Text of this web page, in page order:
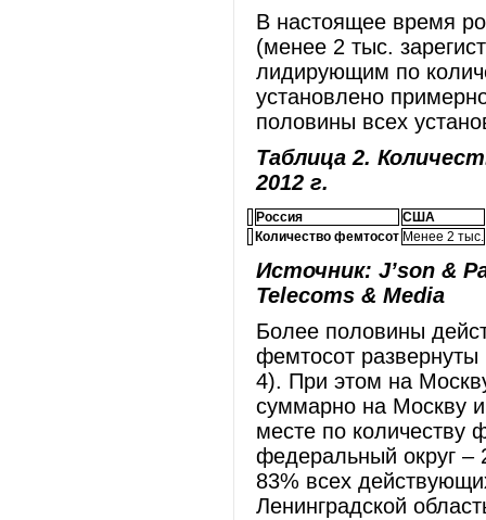
В настоящее время
(менее 2 тыс.
лидирующим по
установлено
половины всех
Таблица 2.
2012 г.
Россия
США
Количество фемтосот Менее 2 тыс.
Источник: J’son &
Telecoms & Media
Более половины
фемтосот
4). При этом на
суммарно на Москву
месте по количеству
федеральный округ –
83% всех
Ленинградской